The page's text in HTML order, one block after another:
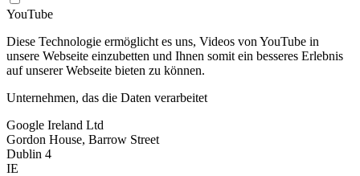
YouTube
Diese Technologie ermöglicht es uns, Videos von YouTube in
unsere Webseite einzubetten und Ihnen somit ein besseres Erlebnis
auf unserer Webseite bieten zu können.
Unternehmen, das die Daten verarbeitet
Google Ireland Ltd
Gordon House, Barrow Street
Dublin 4
IE